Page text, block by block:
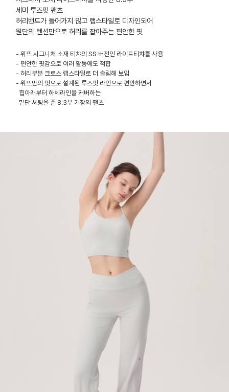
세미 루즈핏 팬츠
허리밴드가 들어가지 않고 랩스타일로 디자인되어
원단의 텐션만으로 허리를 잡아주는 편안한 핏
- 위뜨 시그니처 소재 티챠의 SS 버전인 라이트티챠를 사용
- 편안한 핏감으로 여러 활동에도 적합
- 허리부분 크로스 랩스타일로 더 슬림해 보임
- 위뜨만의 핏으로 설계된 루즈핏 라인으로 편안하면서
힙아래부터 하체라인을 커버하는
밑단 셔링을 준 8.3부 기장의 팬츠